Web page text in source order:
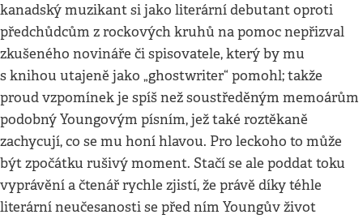
kanadský muzikant si jako literární debutant oproti
předchůdcům z rockových kruhů na pomoc nepřizval
zkušeného novináře či spisovatele, který by mu
s knihou utajeně jako „ghostwriter“ pomohl; takže
proud vzpomínek je spíš než soustředěným memoárům
podobný Youngovým písním, jež také roztěkaně
zachycují, co se mu honí hlavou. Pro leckoho to může
být zpočátku rušivý moment. Stačí se ale poddat toku
vyprávění a čtenář rychle zjistí, že právě díky téhle
literární neučesanosti se před ním Youngův život